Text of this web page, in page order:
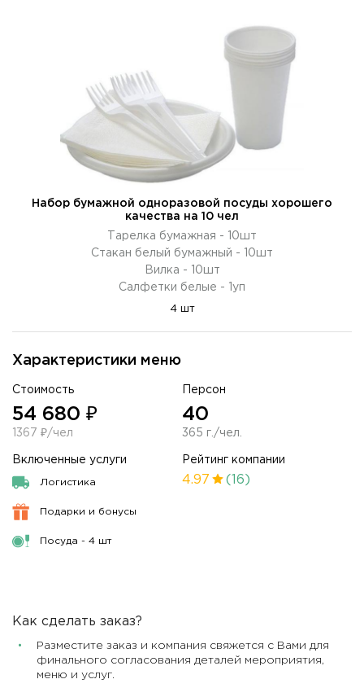
Характеристики меню
Стоимость
54 680 ₽
1367 ₽/чел
Персон
40
365 г./чел.
Включенные услуги
Логистика
Подарки и бонусы
Посуда - 4 шт
Рейтинг компании
4.97 (16)
Набор бумажной одноразовой посуды хорошего
качества на 10 чел
Тарелка бумажная - 10шт
Стакан белый бумажный - 10шт
Вилка - 10шт
Салфетки белые - 1уп
4 шт
Как сделать заказ?
Разместите заказ и компания свяжется с Вами для
финального согласования деталей мероприятия,
меню и услуг.